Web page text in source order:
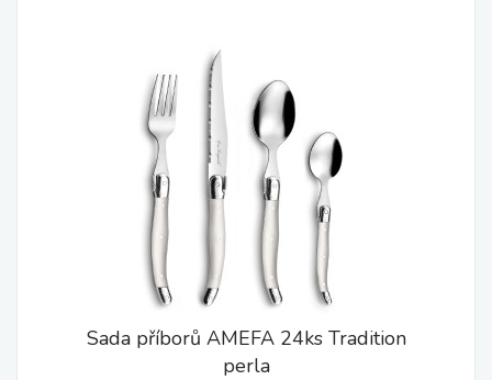
Sada příborů AMEFA 24ks Tradition
perla